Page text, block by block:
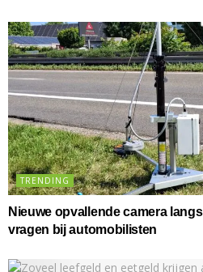
TRENDING
Nieuwe opvallende camera
vragen bij automobilisten